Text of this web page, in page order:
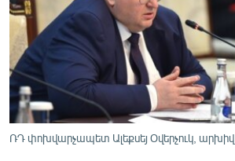
ՄԻՋԱԶԳԱՅԻՆ
ՄՇԱԿՈՒՅԹ
ՍՊՈՐՏ
ՄԵԿՆԱԲԱՆՈՒԹՅՈՒՆ
ՏՏ ԵՒ ԻՆՏԵՐՆԵՏ
ՌԴ փոխվարչապետ Ալեքսեյ Օվերչուկ, արխիվ